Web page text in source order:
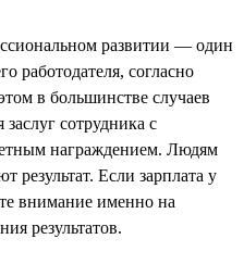
развитии — один
работодателя, согласно
в большинстве случаев
сотрудника с
награждением. Людям
результат. Если зарплата у
внимание именно на
результатов.